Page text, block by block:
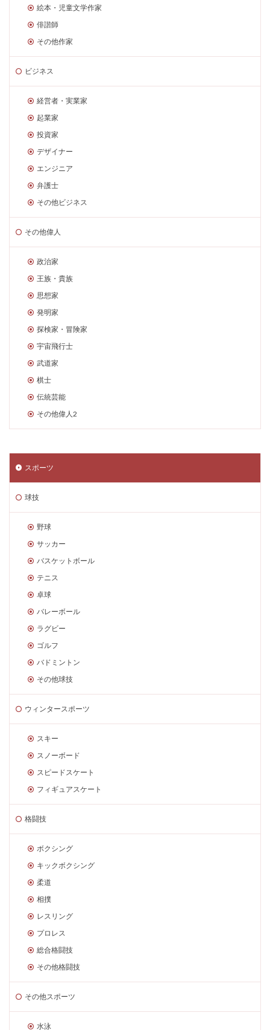
絵本・児童文学作家
俳諧師
その他作家
ビジネス
経営者・実業家
起業家
投資家
デザイナー
エンジニア
弁護士
その他ビジネス
その他偉人
政治家
王族・貴族
思想家
発明家
探検家・冒険家
宇宙飛行士
武道家
棋士
伝統芸能
その他偉人2
スポーツ
球技
野球
サッカー
バスケットボール
テニス
卓球
バレーボール
ラグビー
ゴルフ
バドミントン
その他球技
ウィンタースポーツ
スキー
スノーボード
スピードスケート
フィギュアスケート
格闘技
ボクシング
キックボクシング
柔道
相撲
レスリング
プロレス
総合格闘技
その他格闘技
その他スポーツ
水泳